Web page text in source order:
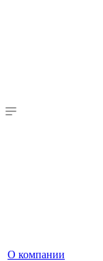
О компании